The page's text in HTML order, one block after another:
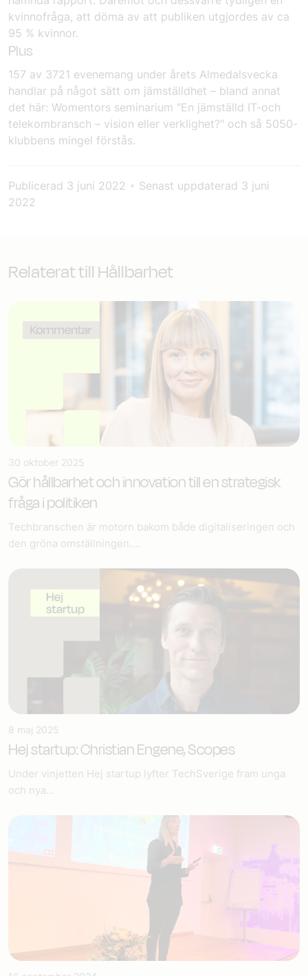
kvinnofråga, att döma av att publiken utgjordes av ca
95 % kvinnor.
Plus
157 av 3721 evenemang under årets Almedalsvecka
handlar på något sätt om jämställdhet – bland annat
det här: Womentors seminarium "En jämställd IT-och
telekombransch – vision eller verklighet?" och så 5050-
klubbens mingel förstås.
Publicerad 3 juni 2022 • Senast uppdaterad 3 juni
2022
Relaterat till Hållbarhet
30 oktober 2025
Gör hållbarhet och innovation till en strategisk
fråga i politiken
Techbranschen är motorn bakom både digitaliseringen och
den gröna omställningen....
8 maj 2025
Hej startup: Christian Engene, Scopes
Under vinjetten Hej startup lyfter TechSverige fram unga
och nya...